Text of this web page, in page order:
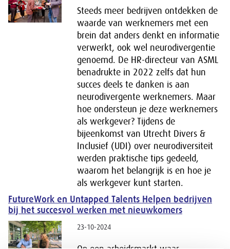
Steeds meer bedrijven ontdekken de
waarde van werknemers met een
brein dat anders denkt en informatie
verwerkt, ook wel neurodivergentie
genoemd. De HR-directeur van ASML
benadrukte in 2022 zelfs dat hun
succes deels te danken is aan
neurodivergente werknemers. Maar
hoe ondersteun je deze werknemers
als werkgever? Tijdens de
bijeenkomst van Utrecht Divers &
Inclusief (UDI) over neurodiversiteit
werden praktische tips gedeeld,
waarom het belangrijk is en hoe je
als werkgever kunt starten.
FutureWork en Untapped Talents Helpen bedrijven
bij het succesvol werken met nieuwkomers
23-10-2024